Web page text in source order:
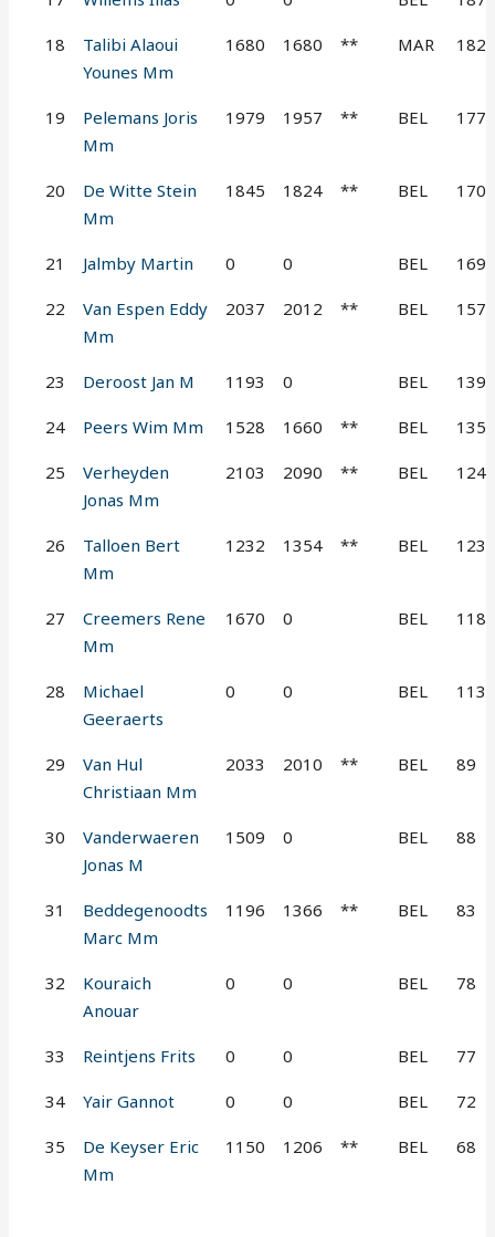
18
Talibi Alaoui
Younes Mm
1680 1680 ** MAR 182
19
Pelemans Joris
Mm
1979 1957 ** BEL 177
20
De Witte Stein
Mm
1845 1824 ** BEL 170
21 Jalmby Martin 0 0 BEL 169
22
Van Espen Eddy
Mm
2037 2012 ** BEL 157
23 Deroost Jan M 1193 0 BEL 139
24 Peers Wim Mm 1528 1660 ** BEL 135
25
Verheyden
Jonas Mm
2103 2090 ** BEL 124
26
Talloen Bert
Mm
1232 1354 ** BEL 123
27
Creemers Rene
Mm
1670 0 BEL 118
28
Michael
Geeraerts
0 0 BEL 113
29
Van Hul
Christiaan Mm
2033 2010 ** BEL 89
30
Vanderwaeren
Jonas M
1509 0 BEL 88
31
Beddegenoodts
Marc Mm
1196 1366 ** BEL 83
32
Kouraich
Anouar
0 0 BEL 78
33 Reintjens Frits 0 0 BEL 77
34 Yair Gannot 0 0 BEL 72
35
De Keyser Eric
Mm
1150 1206 ** BEL 68